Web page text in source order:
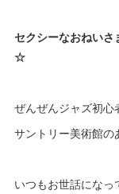
セクシーなおねいさ
☆
ぜんぜんジャズ初心
サントリー美術館の
いつもお世話にな